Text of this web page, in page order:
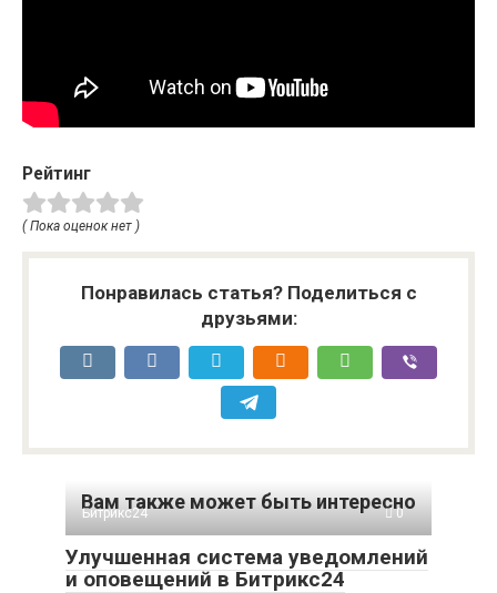
Рейтинг
( Пока оценок нет )
Понравилась статья? Поделиться с
друзьями:
Вам также может быть интересно
Битрикс24 0
Улучшенная система уведомлений
и оповещений в Битрикс24